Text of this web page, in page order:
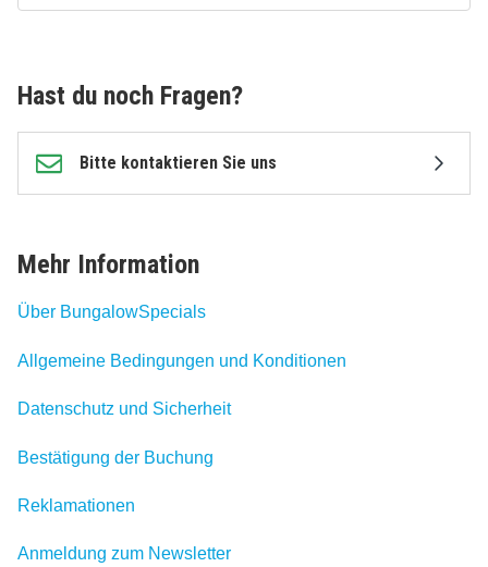
Hast du noch Fragen?
Bitte kontaktieren Sie uns
Mehr Information
Über BungalowSpecials
Allgemeine Bedingungen und Konditionen
Datenschutz und Sicherheit
Bestätigung der Buchung
Reklamationen
Anmeldung zum Newsletter